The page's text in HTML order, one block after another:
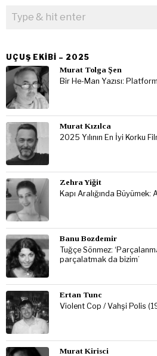
UÇUŞ EKIBI – 2025
Murat Tolga Şen
Bir He-Man Yazısı:
Murat Kızılca
2025 Yılının En İyi Korku
Zehra Yiğit
Kapı Aralığında
Banu Bozdemir
Tuğçe Sönmez:
parçalatmak da bizim’
Ertan Tunc
Violent Cop / Vahşi Polis
Murat Kirisci